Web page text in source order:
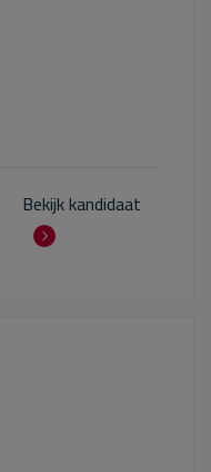
Bekijk kandidaat